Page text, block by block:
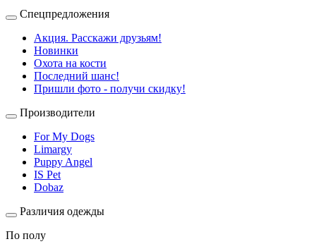
Спецпредложения
Акция. Расскажи друзьям!
Новинки
Охота на кости
Последний шанс!
Пришли фото - получи скидку!
Производители
For My Dogs
Limargy
Puppy Angel
IS Pet
Dobaz
Различия одежды
По полу